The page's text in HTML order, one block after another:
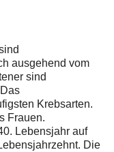
ausgehend vom
sind
Krebsarten.
Frauen.
Lebensjahr auf
Die